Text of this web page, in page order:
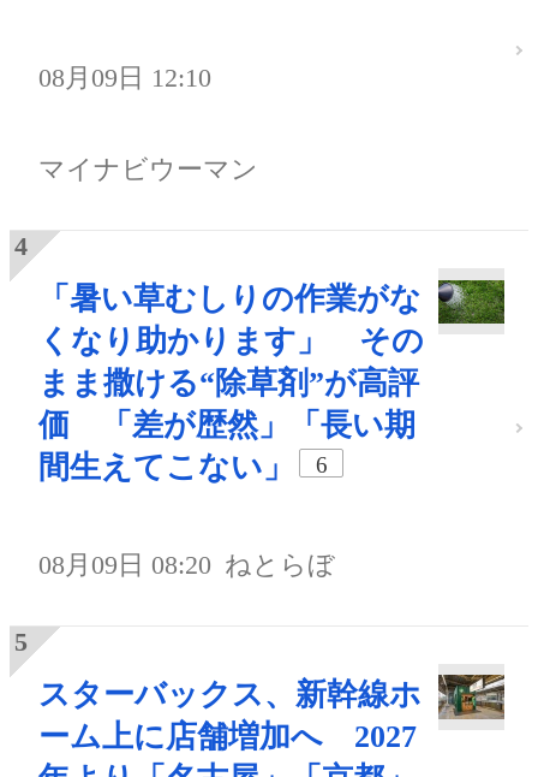
08月09日 12:10
マイナビウーマン
「暑い草むしりの作業がな
くなり助かります」 その
まま撒ける“除草剤”が高評
価 「差が歴然」「長い期
間生えてこない」
6
08月09日 08:20 ねとらぼ
スターバックス、新幹線ホ
ーム上に店舗増加へ 2027